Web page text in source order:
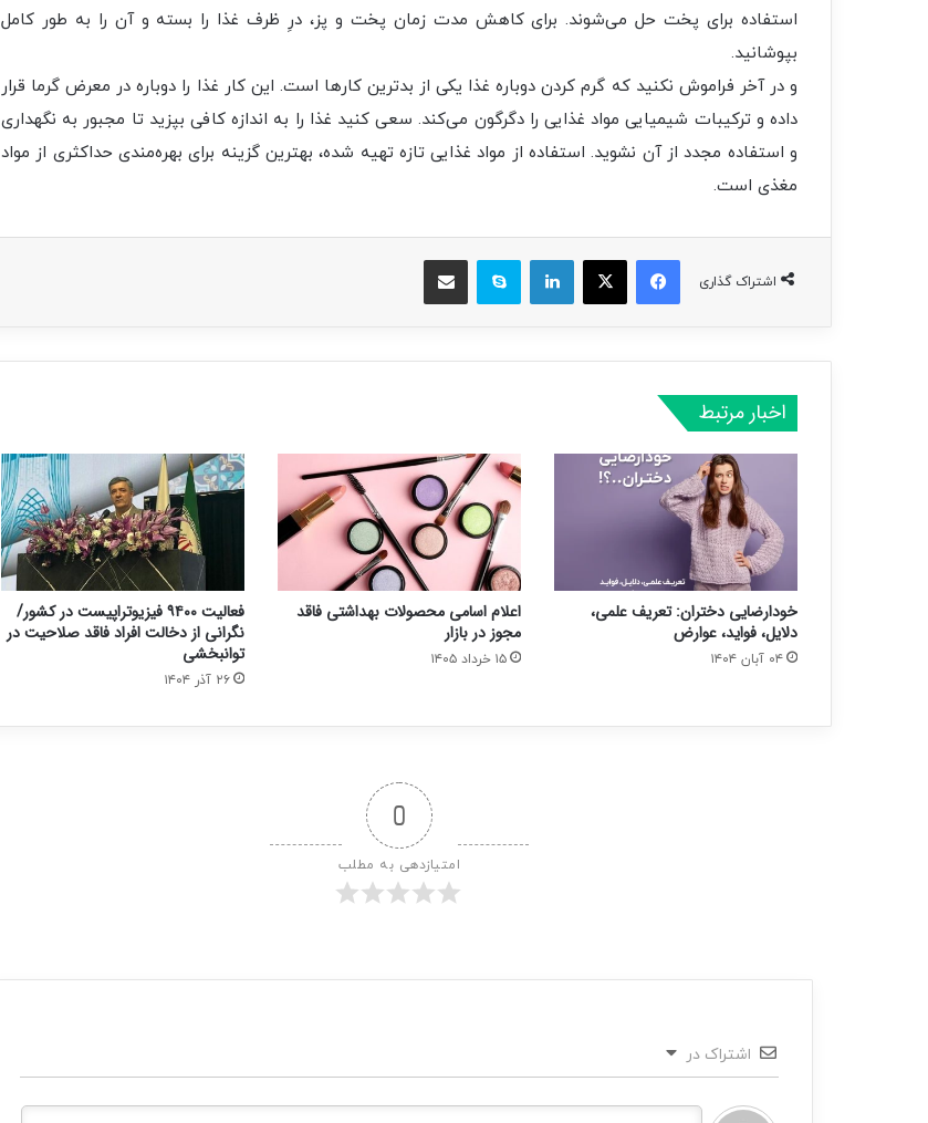
استفاده برای پخت حل می‌شوند. برای کاهش مدت زمان پخت و پز، درِ ظرف غذا را بسته و آن را به طور کامل
بپوشانید.
و در آخر فراموش نکنید که گرم کردن دوباره غذا یکی از بدترین کارها است. این کار غذا را دوباره در معرض گرما قرار
داده و ترکیبات شیمیایی مواد غذایی را دگرگون می‌کند. سعی کنید غذا را به اندازه کافی بپزید تا مجبور به نگهداری
و استفاده مجدد از آن نشوید. استفاده از مواد غذایی تازه تهیه شده، بهترین گزینه برای بهره‌مندی حداکثری از مواد
مغذی است.
اشتراک گذاری
فیسبوک ایکس لینکداین اسکایپ
اخبار مرتبط
خودارضایی دختران: تعریف علمی،
دلایل، فواید، عوارض
۰۴ آبان ۱۴۰۴
اعلام اسامی محصولات بهداشتی فاقد
مجوز در بازار
۱۵ خرداد ۱۴۰۵
فعالیت ۹۴۰۰ فیزیوتراپیست در کشور/
نگرانی از دخالت افراد فاقد صلاحیت در
توانبخشی
۲۶ آذر ۱۴۰۴
0
امتیازدهی به مطلب
اشتراک در